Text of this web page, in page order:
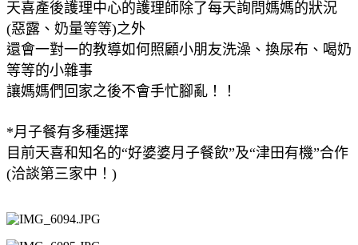
天喜產後護理中心的護理師除了每天詢問媽媽的狀況
(惡露、奶量等等)之外
還會一對一的教導如何照顧小朋友洗澡、換尿布、喝奶
等等的小雜事
讓媽媽們回家之後不會手忙腳亂！！
*月子餐有多種選擇
目前天喜和知名的“好婆婆月子餐飲”及“津田有機”合作
(洽談第三家中！)